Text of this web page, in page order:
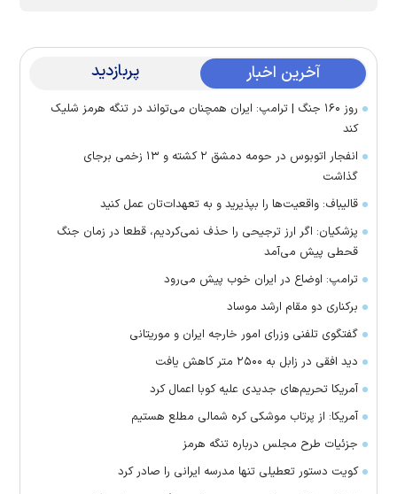
آخرین اخبار پربازدید
روز ۱۶۰ جنگ | ترامپ: ایران همچنان می‌تواند در تنگه هرمز شلیک
کند
انفجار اتوبوس در حومه دمشق ۲ کشته و ۱۳ زخمی برجای
گذاشت
قالیباف: واقعیت‌ها را بپذیرید و به تعهدات‌تان عمل کنید
پزشکیان: اگر ارز ترجیحی را حذف نمی‌کردیم، قطعا در زمان جنگ
قحطی پیش می‌آمد
ترامپ: اوضاع در ایران خوب پیش می‌رود
برکناری دو مقام ارشد موساد
گفتگوی تلفنی وزرای امور خارجه ایران و موریتانی
دید افقی در زابل به ۲۵۰۰ متر کاهش یافت
آمریکا تحریم‌های جدیدی علیه کوبا اعمال کرد
آمریکا: از پرتاب موشکی کره شمالی مطلع هستیم
جزئیات طرح مجلس درباره تنگه هرمز
کویت دستور تعطیلی تنها مدرسه ایرانی را صادر کرد